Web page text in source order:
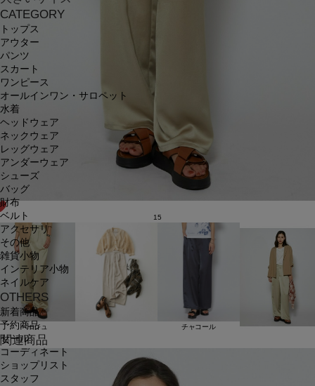
CATEGORY
トップス
アウター
パンツ
スカート
ワンピース
オールインワン・サロペット
水着
ヘッドウェア
ネックウェア
レッグウェア
アンダーウェア
シューズ
バッグ
財布
ベルト
アクセサリ
その他
雑貨小物
インテリア小物
ネイルケア
OTHERS
新着商品
予約商品
セール
コーディネート
ショップリスト
スタッフ
15
ベージュ チャコール
関連商品